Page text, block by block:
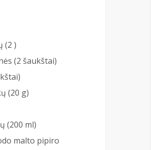
(2 )
(2 šaukštai)
(20 g)
(200 ml)
malto pipiro